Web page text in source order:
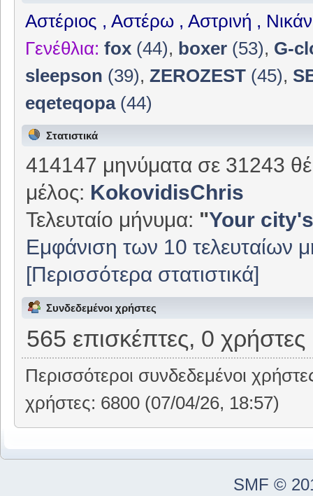
Αστέριος , Αστέρω , Αστρινή ,
Γενέθλια: fox (44), boxer (53), G-
sleepson (39),ZEROZEST (45),
eqeteqopa(44)
Στατιστικά
414147 μηνύματα σε 31243
μέλος: KokovidisChris
Τελευταίο μήνυμα: "Your
Εμφάνιση των 10 τελευταίων
[Περισσότερα στατιστικά]
Συνδεδεμένοι χρήστες
565 επισκέπτες, 0 χρήστες
Περισσότεροι συνδεδεμένοι
χρήστες: 6800 (07/04/26, 18:57)
SMF ©